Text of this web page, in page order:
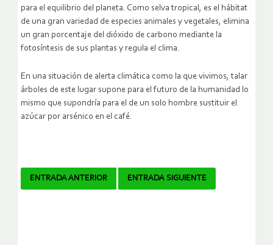
para el equilibrio del planeta. Como selva tropical, es el hábitat
de una gran variedad de especies animales y vegetales, elimina
un gran porcentaje del dióxido de carbono mediante la
fotosíntesis de sus plantas y regula el clima.
En una situación de alerta climática como la que vivimos, talar
árboles de este lugar supone para el futuro de la humanidad lo
mismo que supondría para el de un solo hombre sustituir el
azúcar por arsénico en el café.
Navegador
ENTRADA ANTERIOR ENTRADA SIGUIENTE